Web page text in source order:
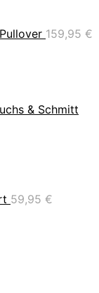
159,95 €
& Schmitt
59,95 €